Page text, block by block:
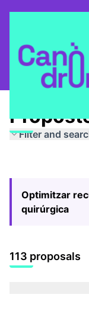
Pla Estratègic
Filter and
Optimitzar
quirúrgica
113 proposals